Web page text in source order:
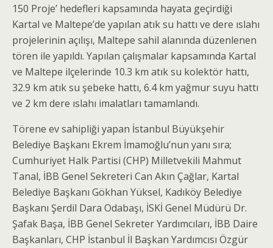
150 Proje’ hedefleri kapsamında hayata geçirdiği
Kartal ve Maltepe’de yapılan atık su hattı ve dere ıslahı
projelerinin açılışı, Maltepe sahil alanında düzenlenen
tören ile yapıldı. Yapılan çalışmalar kapsamında Kartal
ve Maltepe ilçelerinde 10.3 km atık su kolektör hattı,
32.9 km atık su şebeke hattı, 6.4 km yağmur suyu hattı
ve 2 km dere ıslahı imalatları tamamlandı.
Törene ev sahipliği yapan İstanbul Büyükşehir
Belediye Başkanı Ekrem İmamoğlu’nun yanı sıra;
Cumhuriyet Halk Partisi (CHP) Milletvekili Mahmut
Tanal, İBB Genel Sekreteri Can Akın Çağlar, Kartal
Belediye Başkanı Gökhan Yüksel, Kadıköy Belediye
Başkanı Şerdil Dara Odabaşı, İSKİ Genel Müdürü Dr.
Şafak Başa, İBB Genel Sekreter Yardımcıları, İBB Daire
Başkanları, CHP İstanbul İl Başkan Yardımcısı Özgür